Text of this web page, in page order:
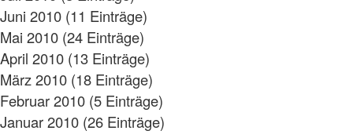
Juni 2010 (11 Einträge)
Mai 2010 (24 Einträge)
April 2010 (13 Einträge)
März 2010 (18 Einträge)
Februar 2010 (5 Einträge)
Januar 2010 (26 Einträge)